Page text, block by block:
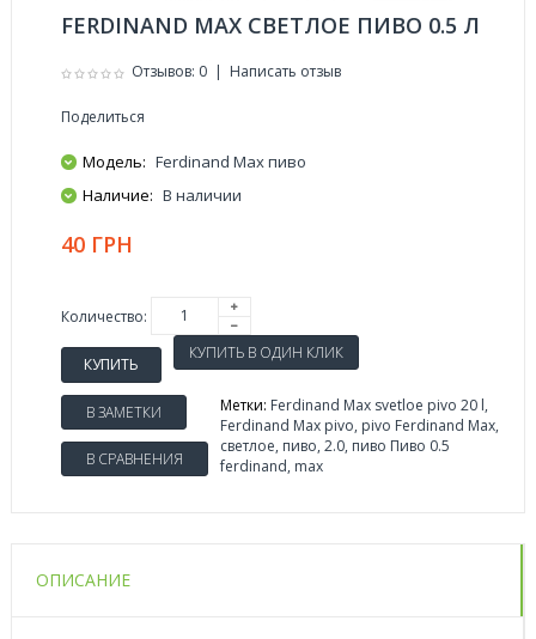
FERDINAND MAX СВЕТЛОЕ ПИВО 0.5 Л
Отзывов: 0 | Написать отзыв
Поделиться
Модель: Ferdinand Max пиво
Наличие: В наличии
40 ГРН
Количество:
КУПИТЬ
В ЗАМЕТКИ
В СРАВНЕНИЯ
Метки: Ferdinand Max svetloe pivo 20 l,
Ferdinand Max pivo, pivo Ferdinand Max,
светлое, пиво, 2.0, пиво Пиво 0.5
ferdinand, max
ОПИСАНИЕ